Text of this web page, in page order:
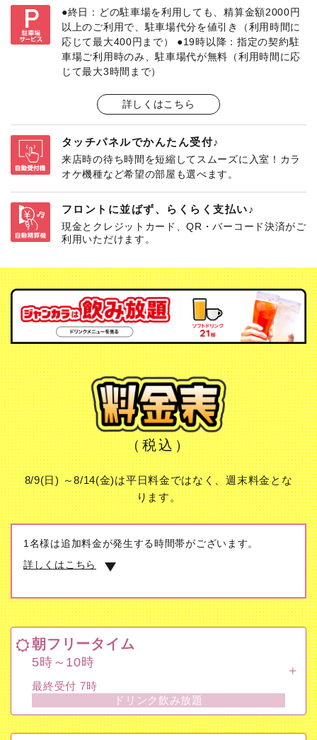
●終日：どの駐車場を利用しても、精算金額2000円
以上のご利用で、駐車場代分を値引き（利用時間に
応じて最大400円まで） ●19時以降：指定の契約駐
車場ご利用時のみ、駐車場代が無料（利用時間に応
じて最大3時間まで）
詳しくはこちら
タッチパネルでかんたん受付♪
来店時の待ち時間を短縮してスムーズに入室！カラ
オケ機種など希望の部屋も選べます。
フロントに並ばず、らくらく支払い♪
現金とクレジットカード、QR・バーコード決済がご
利用いただけます。
（税込）
8/9(日) ～8/14(金)は平日料金ではなく、週末料金とな
ります。
1名様は追加料金が発生する時間帯がございます。
詳しくはこちら
朝フリータイム
最終受付 7時
昼 30分
8時～19時
朝フリータイム
5時～10時
最終受付 7時
ドリンク飲み放題